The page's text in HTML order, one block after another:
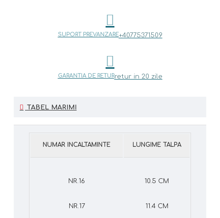
SUPORT PREVANZARE+40775371509
GARANTIA DE RETURretur in 20 zile
TABEL MARIMI
NUMAR INCALTAMINTE LUNGIME TALPA
NR.16 10.5 CM
NR.17 11.4 CM